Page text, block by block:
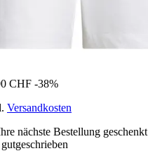
CHF -38%
Versandkosten
nächste Bestellung geschenkt